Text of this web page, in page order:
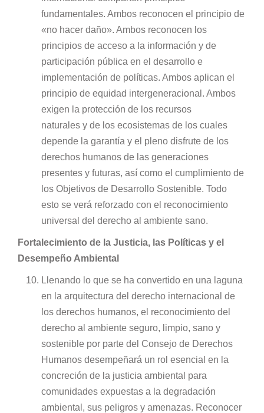
fundamentales. Ambos reconocen el principio de
«no hacer daño». Ambos reconocen los
principios de acceso a la información y de
participación pública en el desarrollo e
implementación de políticas. Ambos aplican el
principio de equidad intergeneracional. Ambos
exigen la protección de los recursos
naturales y de los ecosistemas de los cuales
depende la garantía y el pleno disfrute de los
derechos humanos de las generaciones
presentes y futuras, así como el cumplimiento de
los Objetivos de Desarrollo Sostenible. Todo
esto se verá reforzado con el reconocimiento
universal del derecho al ambiente sano.
Fortalecimiento de la Justicia, las Políticas y el
Desempeño Ambiental
Llenando lo que se ha convertido en una laguna
en la arquitectura del derecho internacional de
los derechos humanos, el reconocimiento del
derecho al ambiente seguro, limpio, sano y
sostenible por parte del Consejo de Derechos
Humanos desempeñará un rol esencial en la
concreción de la justicia ambiental para
comunidades expuestas a la degradación
ambiental, sus peligros y amenazas. Reconocer